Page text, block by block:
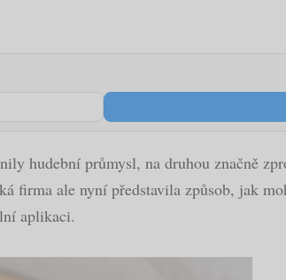
hudební průmysl, na druhou značně
firma ale nyní představila způsob, jak
aplikaci.